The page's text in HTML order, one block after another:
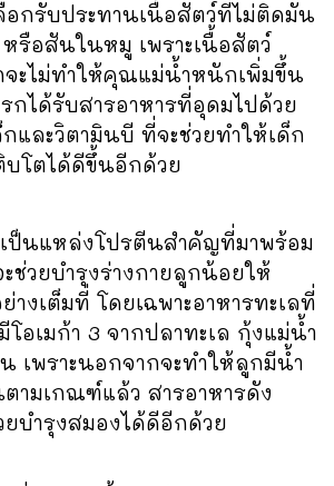
รับประทานเนื้อสัตว์ที่ไม่ติดมัน
รือสันในหมู เพราะเนื้อสัตว์
ะไม่ทำให้คุณแม่น้ำหนักเพิ่มขึ้น
กได้รับสารอาหารที่อุดมไปด้วย
และวิตามินบี ที่จะช่วยทำให้เด็ก
บโตได้ดีขึ้นอีกด้วย
นแหล่งโปรตีนสำคัญที่มาพร้อม
ช่วยบำรุงร่างกายลูกน้อยให้
างเต็มที่ โดยเฉพาะอาหารทะเลที่
อเมก้า 3 จากปลาทะเล กุ้งแม่น้ำ
เพราะนอกจากจะทำให้ลูกมีน้ำ
ามเกณฑ์แล้ว สารอาหารดัง
ยบำรุงสมองได้ดีอีกด้วย